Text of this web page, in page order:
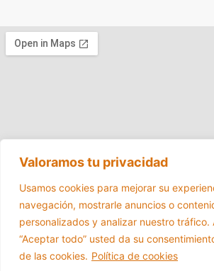
Valoramos tu privacidad
Usamos cookies para mejorar su
navegación, mostrarle anuncios o
personalizados y analizar nuestro tráfico.
“Aceptar todo” usted da su
de las cookies. Política de cookies
Accesibilidad Aviso Legal